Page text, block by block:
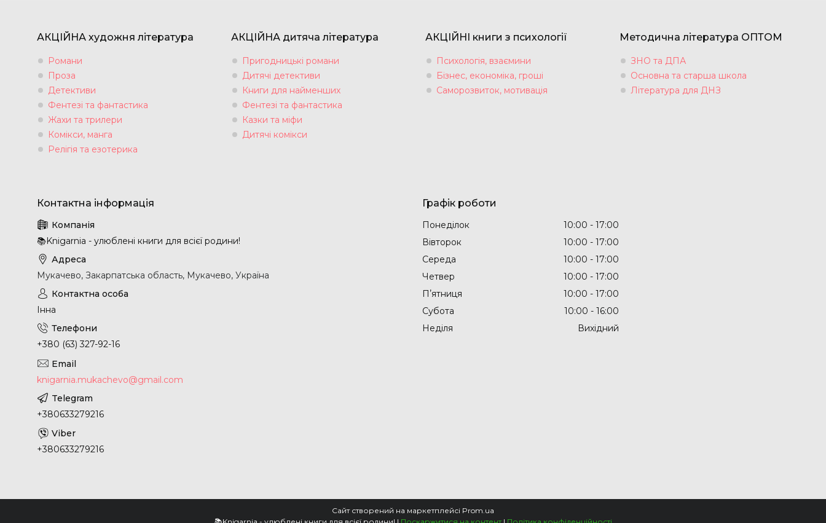
АКЦІЙНА художня література
Романи
Проза
Детективи
Фентезі та фантастика
Жахи та трилери
Комікси, манга
Релігія та езотерика
АКЦІЙНА дитяча література
Пригодницькі романи
Дитячі детективи
Книги для найменших
Фентезі та фантастика
Казки та міфи
Дитячі комікси
АКЦІЙНІ книги з психології
Психологія, взаємини
Бізнес, економіка, гроші
Саморозвиток, мотивація
Методична література ОПТОМ
ЗНО та ДПА
Основна та старша школа
Література для ДНЗ
📚Knigarnia - улюблені книги для всієї родини!
Мукачево, Закарпатська область, Мукачево, Україна
Інна
+380 (63) 327-92-16
knigarnia.mukachevo@gmail.com
+380633279216
+380633279216
Графік роботи
Понеділок 10:00
17:00
Вівторок
10:00
17:00
Середа
10:00
17:00
Четвер
10:00
17:00
Пʼятниця
10:00
17:00
Субота
10:00
16:00
Неділя
Вихідний
Сайт створений на маркетплейсі Prom.ua